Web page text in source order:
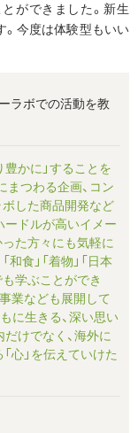
ができました。新生
。今度は体験型もいい
ラボでの活動を教
かに」することを
まつわる企画、コン
した商品開発など
ードルが高いイメー
た方々にも気軽に
食」「着物」「日本
学ぶことができ
業なども展開して
に生きる、深い思い
けでなく、海外に
心」を伝えていけた